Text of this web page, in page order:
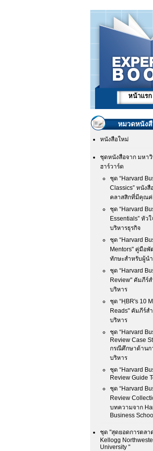
หน้าแรก
หมวดหนัง
หนังสือใหม่
ชุดหนังสือจาก มหา
ฮาร์วาร์ด
ชุด “Harvard
Classics” หนังสื
คลาสสิกที่มีคุณค่
ชุด “Harvard
Essentials” หัว
บริหารธุรกิจ
ชุด “Harvard
Mentors" คู่มือ
ทักษะสำหรับผู้นำ
ชุด “Harvard
Review" คัมภีร์
บริหาร
ชุด “HฺBR's 10
Reads" คัมภีร์ส
บริหาร
ชุด “Harvard
Review Case
กรณีศึกษาด้านก
บริหาร
ชุด “Harvard
Review Guide
ชุด “Harvard
Review
บทความจาก
Business School
ชุด "สุดยอดการตลา
Kellogg
University "